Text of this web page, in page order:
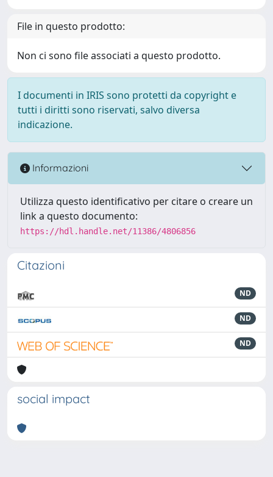
File in questo prodotto:
Non ci sono file associati a questo prodotto.
I documenti in IRIS sono protetti da copyright e
tutti i diritti sono riservati, salvo diversa
indicazione.
Informazioni
Utilizza questo identificativo per citare o creare un
link a questo documento:
https://hdl.handle.net/11386/4806856
Citazioni
ND
ND
ND
social impact